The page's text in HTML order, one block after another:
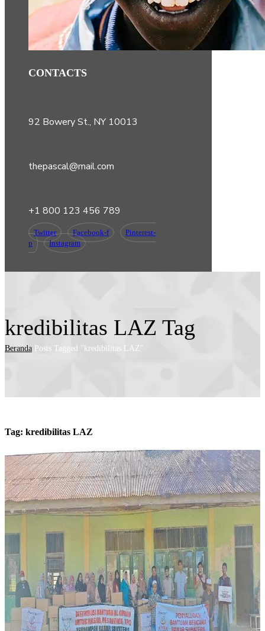
CONTACTS
92 Bowery St., NY 10013
thepascal@mail.com
+1 800 123 456 789
Twitter Facebook-f
Pinterest-
p
Instagram
kredibilitas LAZ Tag
Beranda Posts Tagged "kredibilitas LAZ"
Tag: kredibilitas LAZ